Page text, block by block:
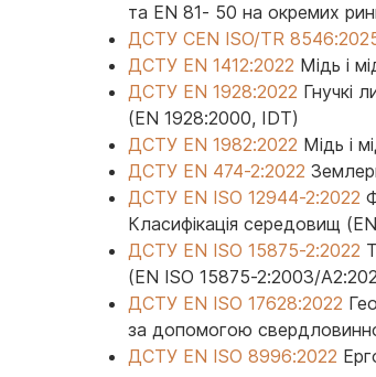
та EN 81- 50 на окремих
ДСТУ CEN ISO/TR
ДСТУ EN 1412:2022 Мідь і
ДСТУ EN 1928:2022 Гнучкі
(EN 1928:2000, IDT)
ДСТУ EN 1982:2022 Мідь і
ДСТУ EN 474-2:2022
ДСТУ EN ISO 12944-2:2022
Класифікація середовищ
ДСТУ EN ISO 15875-2:2022
(EN ISO 15875-2:2003/
ДСТУ EN ISO 17628:2022
за допомогою
ДСТУ EN ISO 8996:2022